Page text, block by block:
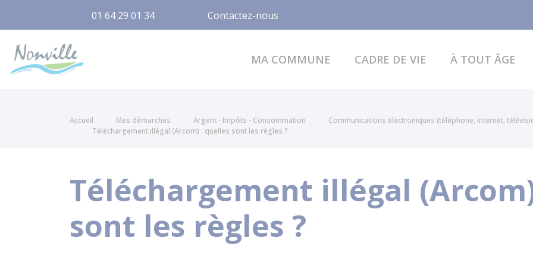
01 64 29 01 34 Contactez-nous
MA COMMUNE CADRE DE VIE À TOUT ÂGE
Accueil Mes démarches Argent - Impôts - Consommation
Communications électroniques (téléphone, internet,
Téléchargement illégal (Arcom) : quelles sont les règles ?
Téléchargement illégal
sont les règles ?